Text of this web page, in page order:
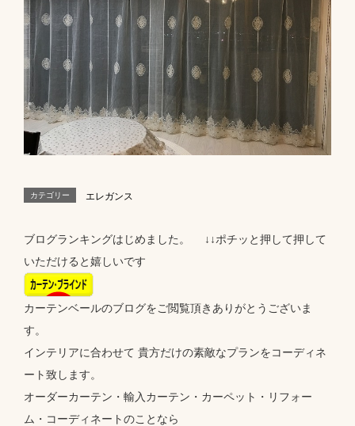
カテゴリー エレガンス
ブログランキングはじめました。 ↓↓ポチッと押して押して
いただけると嬉しいです
カーテンベールのブログをご閲覧頂きありがとうございま
す。
インテリアに合わせて 貴方だけの素敵なプランをコーディネ
ート致します。
オーダーカーテン・輸入カーテン・カーペット・リフォー
ム・コーディネートのことなら